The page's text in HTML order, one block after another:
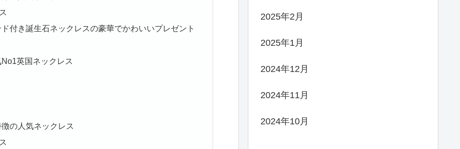
付き誕生石ネックレスの豪華でかわいいプレゼント
英国ネックレス
の人気ネックレス
2025年2月
2025年1月
2024年12月
2024年11月
2024年10月